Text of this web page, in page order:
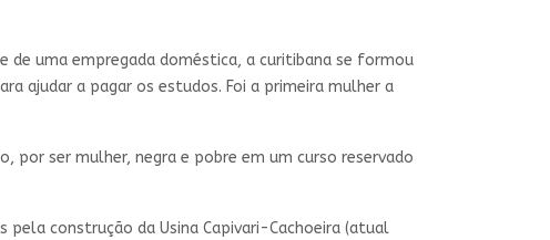
de uma empregada doméstica, a curitibana se formou
ajudar a pagar os estudos. Foi a primeira mulher a
por ser mulher, negra e pobre em um curso reservado
pela construção da Usina Capivari-Cachoeira (atual